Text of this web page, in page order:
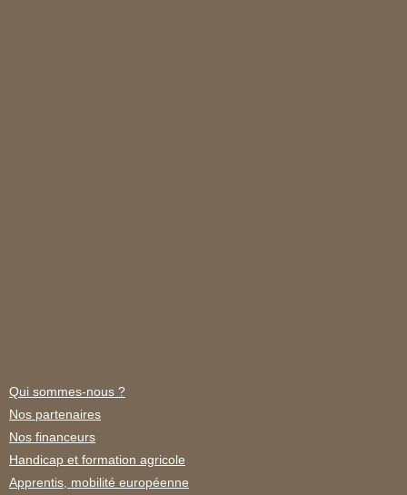
Qui sommes-nous ?
Nos partenaires
Nos financeurs
Handicap et formation agricole
Apprentis, mobilité européenne